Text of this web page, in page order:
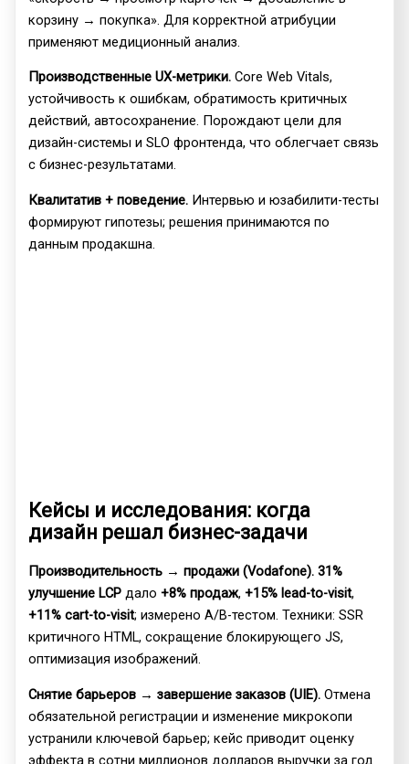
корзину → покупка». Для корректной атрибуции
применяют медиционный анализ.
Производственные UX-метрики. Core Web Vitals,
устойчивость к ошибкам, обратимость критичных
действий, автосохранение. Порождают цели для
дизайн-системы и SLO фронтенда, что облегчает связь
с бизнес-результатами.
Квалитатив + поведение. Интервью и юзабилити-тесты
формируют гипотезы; решения принимаются по
данным продакшна.
Кейсы и исследования: когда
дизайн решал бизнес-задачи
Производительность → продажи (Vodafone). 31%
улучшение LCP дало+8% продаж,+15% lead-to-visit,
+11% cart-to-visit; измерено A/B-тестом. Техники: SSR
критичного HTML, сокращение блокирующего JS,
оптимизация изображений.
Снятие барьеров → завершение заказов (UIE). Отмена
обязательной регистрации и изменение микрокопи
устранили ключевой барьер; кейс приводит оценку
эффекта в сотни миллионов долларов выручки за год